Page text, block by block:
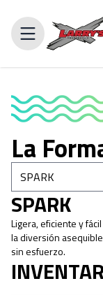
La
SPARK
Ligera, eficiente y
la diversión
sin esfuerzo.